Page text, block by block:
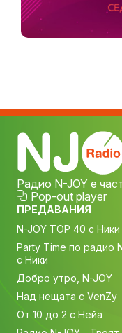
Радио N-JOY е
Pop-out player
ПРЕДАВАНИЯ
N-JOY TOP 40 с Ники
Party Time по радио
с Ники
Добро утро, N-JOY
Над нещата с VenZy
От 10 до 2 с Нейа